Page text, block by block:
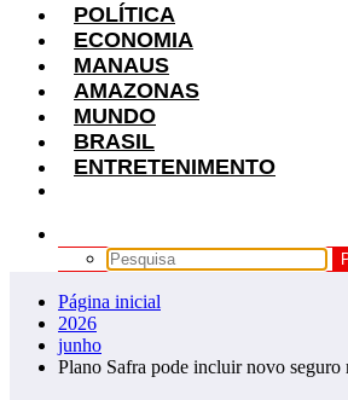
POLÍTICA
ECONOMIA
MANAUS
AMAZONAS
MUNDO
BRASIL
ENTRETENIMENTO
Página inicial
2026
junho
Plano Safra pode incluir novo seguro